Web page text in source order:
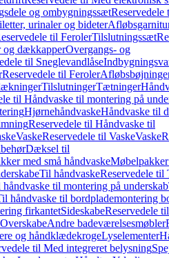
og ombygningssæt
urinaler og bideter
til FerolerTilslutningssæt
og dækkapperOvergangs- og
til Sneglevandlåse
Reservedele til Feroler
TilslutningerTætninger
til Håndvaske til montering på
HjørnehåndvaskeHåndvaske til
Reservedele til Håndvaske til
VaskeReservedele til VaskeVaske
Dæksel til
med små håndvaske
Til håndvaskeReservedele til
til montering på underskab
håndvaske til bordplademontering
firkantetSideskabeReservedele
Andre badeværelsesmøbler
og håndklædekrogeLyselementer
til Med integreret belysning